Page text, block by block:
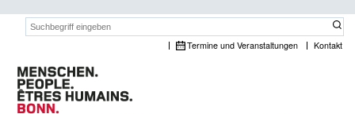
Suchwort:
Termine und Veranstaltungen Kontakt